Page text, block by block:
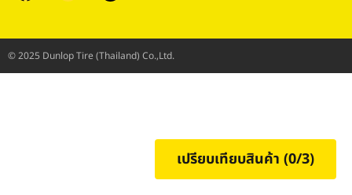
© 2025 Dunlop Tire (Thailand) Co.,Ltd.
เปรียบเทียบสินค้า (0/3)